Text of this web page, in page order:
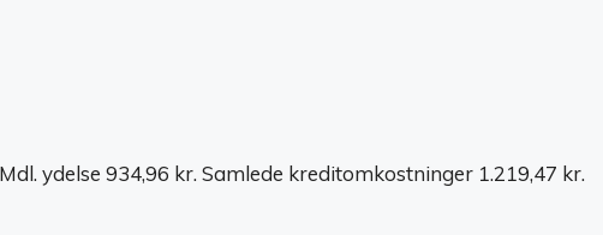
ydelse 934,96 kr. Samlede kreditomkostninger 1.219,47 kr.